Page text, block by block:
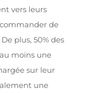
vers leurs
de
plus, 50% des
moins une
sur leur
une